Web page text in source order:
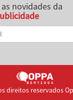
as novidades da
direitos reservados